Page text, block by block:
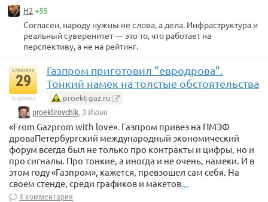
Н2+55
Согласен, народу нужны не слова, а дела. Инфраструктура и
реальный суверенитет — это то, что работает на
перспективу, а не на рейтинг.
отметили
29
в архиве
Газпром приготовил "евродрова".
Тонкий намек на толстые обстоятельства
proekt-gaz.ru
proektirovchik, 3 Июня
«From Gazprom with love». Газпром привез на ПМЭФ
дроваПетербургский международный экономический
форум всегда был не только про контракты и цифры, но и
про сигналы. Про тонкие, а иногда и не очень, намеки. И в
этом году «Газпром», кажется, превзошел сам себя. На
своем стенде, среди графиков и макетов
4 комментария